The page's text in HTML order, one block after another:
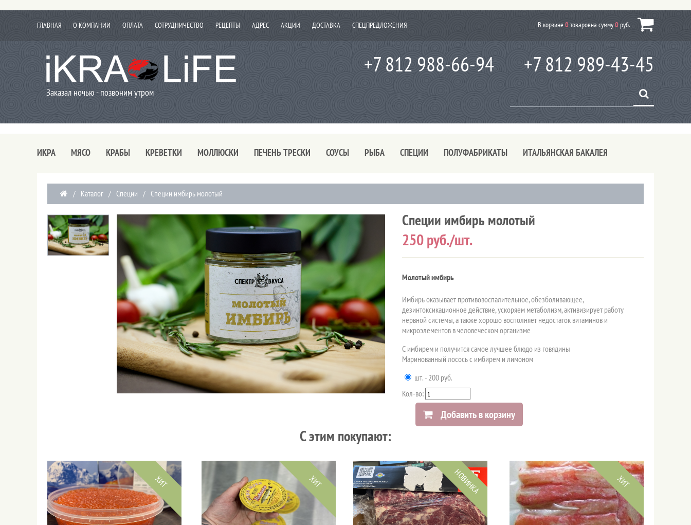
ГЛАВНАЯ О КОМПАНИИ ОПЛАТА СОТРУДНИЧЕСТВО РЕЦЕПТЫ АДРЕС АКЦИИ ДОСТАВКА СПЕЦПРЕДЛОЖЕНИЯ В корзине0товаровна сумму0руб.
Заказал ночью - позвоним утром
+7 812 988-66-94 +7 812 989-43-45
ИКРА МЯСО КРАБЫ КРЕВЕТКИ МОЛЛЮСКИ ПЕЧЕНЬ ТРЕСКИ СОУСЫ РЫБА СПЕЦИИ ПОЛУФАБРИКАТЫ ИТАЛЬЯНСКАЯ БАКАЛЕЯ
/ Каталог / Специи / Специи имбирь молотый
Специи имбирь молотый
250руб./шт.
Молотый имбирь
Имбирь оказывает противовоспалительное, обезболивающее,
дезинтоксикационное действие, ускоряем метаболизм, активизирует работу
нервной системы, а также хорошо восполняет недостаток витаминов и
микроэлементов в человеческом организме
С имбирем и получится самое лучшее блюдо из говядины
Маринованный лосось с имбирем и лимоном
шт. - 200 руб.
Кол-во:
Добавить в корзину
C этим покупают:
ХИТ ХИТ НОВИНКА ХИТ